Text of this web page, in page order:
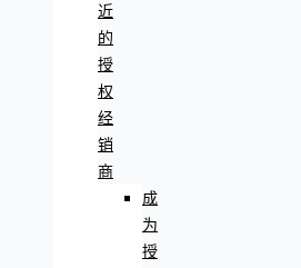
近
的
授
权
经
销
商
成
为
授